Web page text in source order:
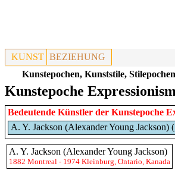
KUNST BEZIEHUNG
Kunstepochen, Kunststile,
Kunstepoche
Bedeutende Künstler der Kunstepoche
A. Y. Jackson (Alexander Young Jackson)
A. Y. Jackson (Alexander Young Jackson)
1882 Montreal - 1974 Kleinburg, Ontario, Kanada